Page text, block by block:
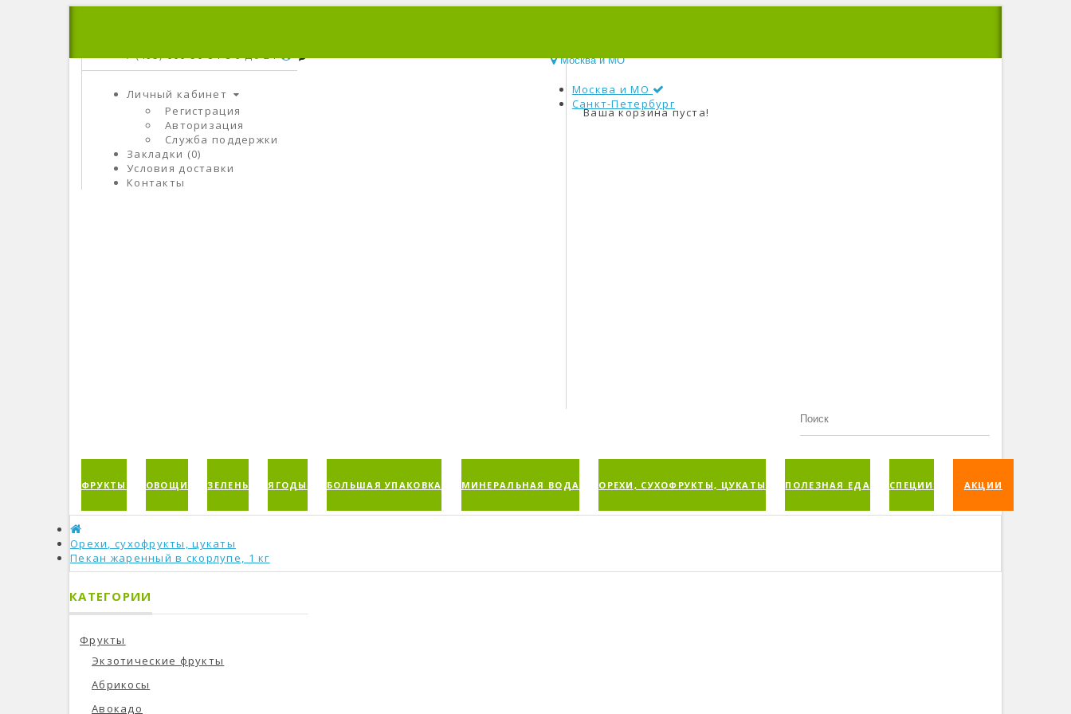
+7 (495) 666-56-84C 9 До 21
Личный кабинет
Регистрация
Авторизация
Служба поддержки
Закладки (0)
Условия доставки
Контакты
Ваша корзина пуста!
Москва и МО
Москва и МО
Санкт-Петербург
ФРУКТЫ ОВОЩИ ЗЕЛЕНЬ ЯГОДЫ БОЛЬШАЯ УПАКОВКА МИНЕРАЛЬНАЯ ВОДА ОРЕХИ, СУХОФРУКТЫ, ЦУКАТЫ ПОЛЕЗНАЯ ЕДА СПЕЦИИ АКЦИИ
Орехи, сухофрукты, цукаты
Пекан жаренный в скорлупе, 1 кг
КАТЕГОРИИ
Фрукты
Экзотические фрукты
Абрикосы
Авокадо